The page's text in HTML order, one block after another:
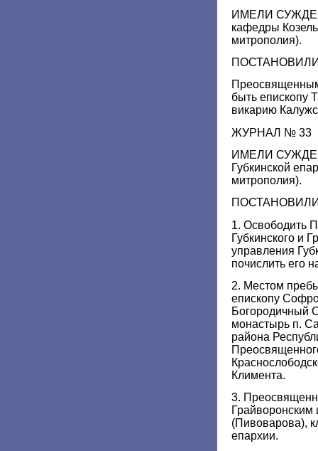
ИМЕЛИ
кафедры
митрополия).
быть епископу
викарию
ЖУРНАЛ № 33
ИМЕЛИ
Губкинской
митрополия).
1. Освободить
Губкинского и
управления
почислить его
2. Местом
епископу
Богородичный
монастырь п.
района
Климента.
3.
Грайворонским
(Пивоварова),
епархии.